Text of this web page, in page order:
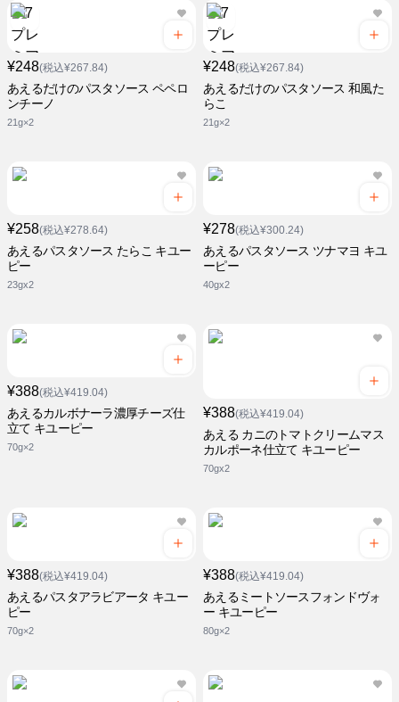
¥248(税込¥267.84)
あえるだけのパスタソース ペペロ
ンチーノ
21g×2
¥248(税込¥267.84)
あえるだけのパスタソース 和風た
らこ
21g×2
¥258(税込¥278.64)
あえるパスタソース たらこ キユー
ピー
23gx2
¥278(税込¥300.24)
あえるパスタソース ツナマヨ キユ
ーピー
40gx2
¥388(税込¥419.04)
あえるカルボナーラ濃厚チーズ仕
立て キユーピー
70g×2
¥388(税込¥419.04)
あえる カニのトマトクリームマス
カルポーネ仕立て キユーピー
70gx2
¥388(税込¥419.04)
あえるパスタアラビアータ キユー
ピー
70g×2
¥388(税込¥419.04)
あえるミートソースフォンドヴォ
ー キユーピー
80g×2